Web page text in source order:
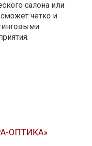
салона или
четко и
ОПТИКА»